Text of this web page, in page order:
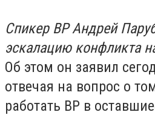
Спикер ВР Андрей
эскалацию конфликта
Об этом он заявил
отвечая на вопрос о
работать ВР в